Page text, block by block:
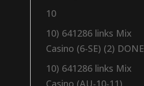
10
10) 641286 links Mix
Casino (6-SE) (2) DONE
10) 641286 links Mix
Casino (AU-10-11)